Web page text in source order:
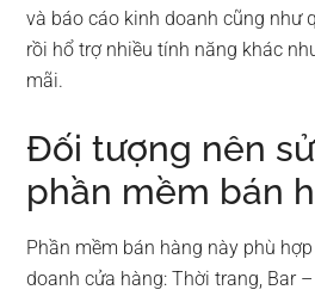
và báo cáo kinh doanh cũng như
rồi hổ trợ nhiều tính năng khác
mãi.
Đối tượng nên
phần mềm bán
Phần mềm bán hàng này phù
doanh cửa hàng: Thời trang, Bar